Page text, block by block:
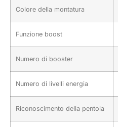
Colore della montatura
Funzione boost
Numero di booster
Numero di livelli energia
Riconoscimento della pentola